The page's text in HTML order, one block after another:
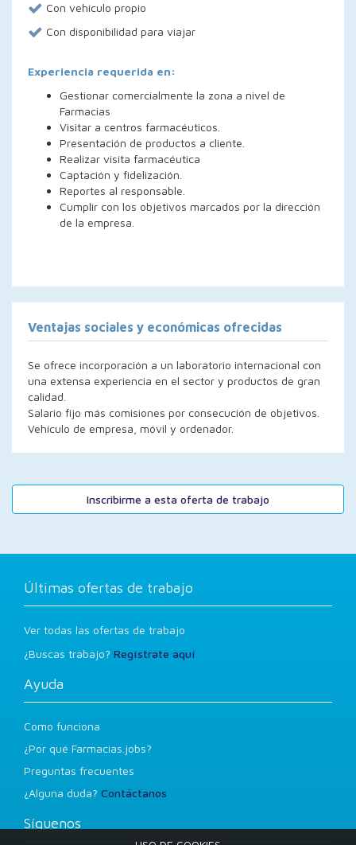
Con vehículo propio
Con disponibilidad para viajar
Experiencia requerida en:
Gestionar comercialmente la zona a nivel de
Farmacias
Visitar a centros farmacéuticos.
Presentación de productos a cliente.
Realizar visita farmacéutica
Captación y fidelización.
Reportes al responsable.
Cumplir con los objetivos marcados por la dirección
de la empresa.
Ventajas sociales y económicas ofrecidas
Se ofrece incorporación a un laboratorio internacional con
una extensa experiencia en el sector y productos de gran
calidad.
Salario fijo más comisiones por consecución de objetivos.
Vehículo de empresa, móvil y ordenador.
Inscribirme a esta oferta de trabajo
Últimas ofertas de trabajo
Ver todas las ofertas de trabajo
¿Buscas trabajo? Regístrate aquí
Ayuda
Como funciona
¿Por qué Farmacias.jobs?
Preguntas frecuentes
¿Alguna duda? Contáctanos
Síguenos